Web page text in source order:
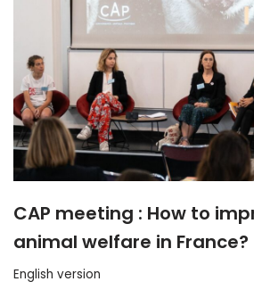
CAP meeting : How to
animal welfare in France?
English version